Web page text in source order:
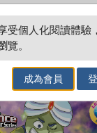
KETTLE
受個人化閱讀體驗
覽。
成為會員